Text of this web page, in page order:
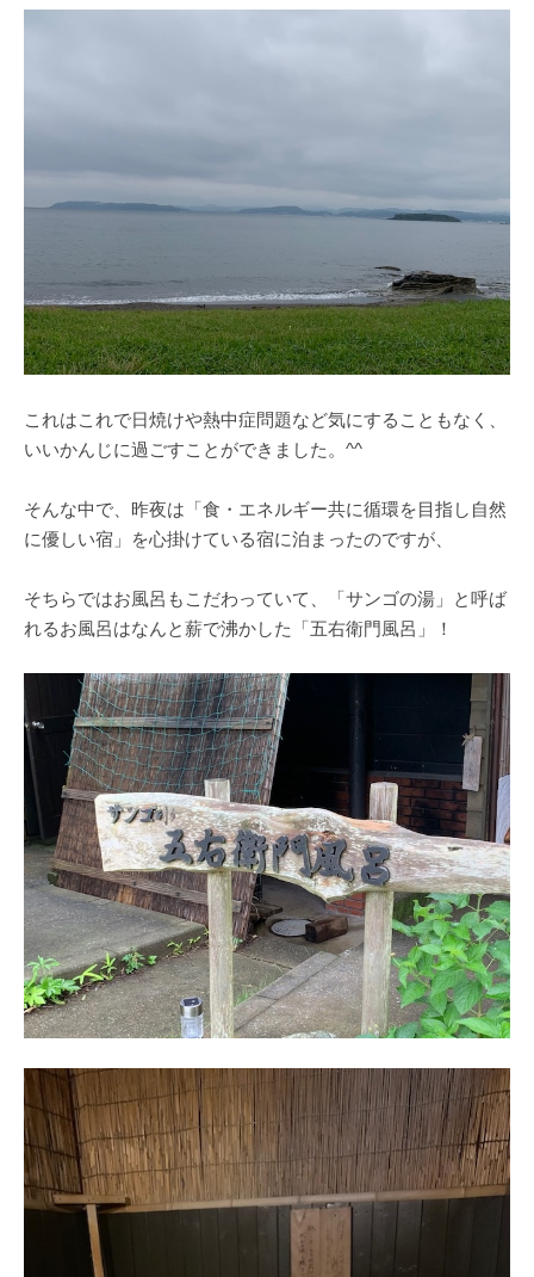
これはこれで日焼けや熱中症問題など気にすることもなく、
いいかんじに過ごすことができました。^^
そんな中で、昨夜は「食・エネルギー共に循環を目指し自然
に優しい宿」を心掛けている宿に泊まったのですが、
そちらではお風呂もこだわっていて、「サンゴの湯」と呼ば
れるお風呂はなんと薪で沸かした「五右衛門風呂」！